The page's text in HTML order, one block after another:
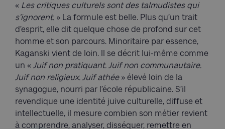
« Les critiques culturels sont des talmudistes qui
s’ignorent. » La formule est belle. Plus qu’un trait
d’esprit, elle dit quelque chose de profond sur cet
homme et son parcours. Minoritaire par essence,
Kaganski vient de loin. Il se décrit lui-même comme
un « Juif non pratiquant. Juif non communautaire.
Juif non religieux. Juif athée» élevé loin de la
synagogue, nourri par l’école républicaine. S’il
revendique une identité juive culturelle, diffuse et
intellectuelle, il mesure combien son métier revient
à comprendre, analyser, disséquer, remettre en